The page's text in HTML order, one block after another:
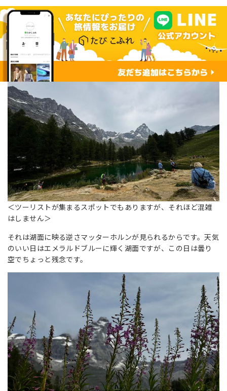
＜ツーリストが集まるスポットでもありますが、それほど混雑
はしません＞
それは湖面に映る逆さマッターホルンが見られるからです。天気
のいい日はエメラルドブルーに輝く湖面ですが、この日は曇り
空でちょっと残念です。